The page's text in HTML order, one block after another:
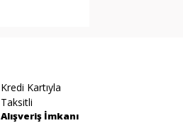
Kredi Kartıyla
Taksitli
Alışveriş İmkanı